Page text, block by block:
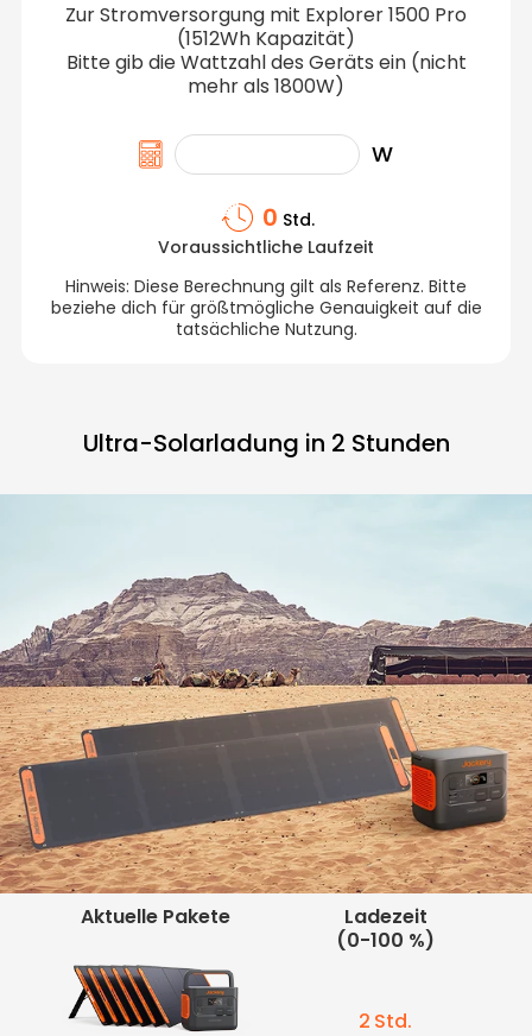
Zur Stromversorgung mit Explorer 1500 Pro
(1512Wh Kapazität)
Bitte gib die Wattzahl des Geräts ein (nicht
mehr als 1800W)
W
0 Std.
Voraussichtliche Laufzeit
Hinweis: Diese Berechnung gilt als Referenz. Bitte
beziehe dich für größtmögliche Genauigkeit auf die
tatsächliche Nutzung.
Ultra-Solarladung in 2 Stunden
Aktuelle Pakete
Ladezeit
(0-100 %)
2 Std.